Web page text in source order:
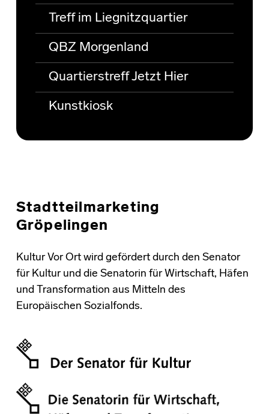
Treff im Liegnitzquartier
QBZ Morgenland
Quartierstreff Jetzt Hier
Kunstkiosk
Stadtteilmarketing
Gröpelingen
Kultur Vor Ort wird gefördert durch den Senator
für Kultur und die Senatorin für Wirtschaft, Häfen
und Transformation aus Mitteln des
Europäischen Sozialfonds.